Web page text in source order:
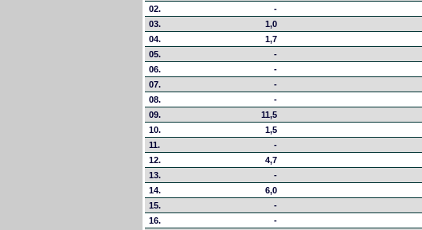
02.
-
03.
1,0
04.
1,7
05.
-
06.
-
07.
-
08.
-
09.
11,5
10.
1,5
11.
-
12.
4,7
13.
-
14.
6,0
15.
-
16.
-